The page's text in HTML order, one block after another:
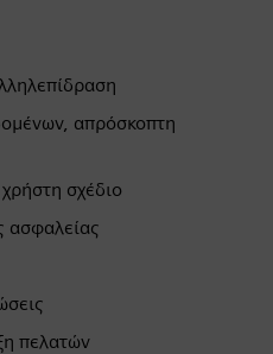
απρόσκοπτη
σχέδιο
ασφαλείας
πελατών